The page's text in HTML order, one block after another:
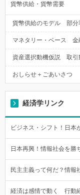
貨幣供給・貨幣需要
貨幣供給のモデル 部分
マネタリー・ベース 金
資産選択動機仮説 取引
おしらせ＋ごあいさつ
経済学リンク
ビジネス・シフト！日本
日本再興！情報社会を勝
民主主義って何だ？情報
経済は感情で動く 行動